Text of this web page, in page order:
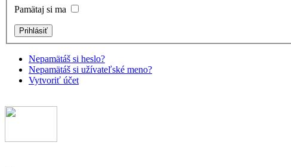
Pamätaj si ma
Nepamätáš si heslo?
Nepamätáš si užívateľské meno?
Vytvoriť účet